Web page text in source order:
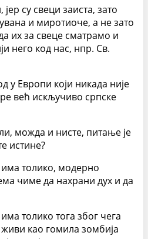
су свеци заиста, зато
и миротиоче, а не зато
их за свеце сматрамо и
него код нас, нпр. Св.
у Европи који никада није
већ искључиво српске
можда и нисте, питање је
истине?
има толико, модерно
чиме да нахрани дух и да
толико тога због чега
као гомила зомбија